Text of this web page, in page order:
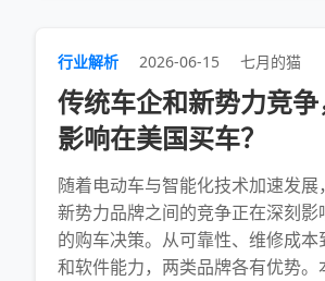
行业解析 2026-06-15 七月的猫
传统车企和新势力竞
影响在美国买车？
随着电动车与智能化技术加速发展
新势力品牌之间的竞争正在深刻影
的购车决策。从可靠性、维修成
和软件能力，两类品牌各有优势。